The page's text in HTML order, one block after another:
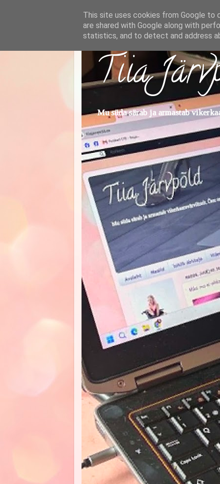
Tiia
Mu süda särab ja armastab
This site uses cookies from Google to
are shared with Google along with
statistics, and to detect and address